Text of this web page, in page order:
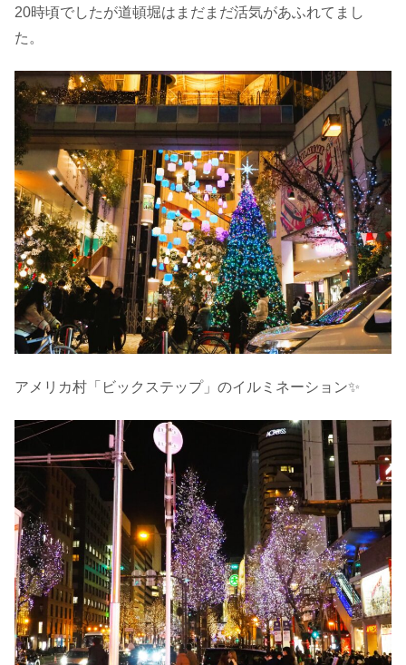
20時頃でしたが道頓堀はまだまだ活気があふれてまし
た。
アメリカ村「ビックステップ」のイルミネーション✨